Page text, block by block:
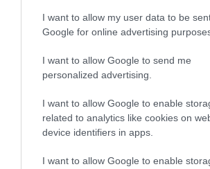
I want to allow my user data to be
Google for online advertising
I want to allow Google to send me
personalized advertising.
I want to allow Google to enable
related to analytics like cookies on
device identifiers in apps.
I want to allow Google to enable
06.08.2026 | 19:20